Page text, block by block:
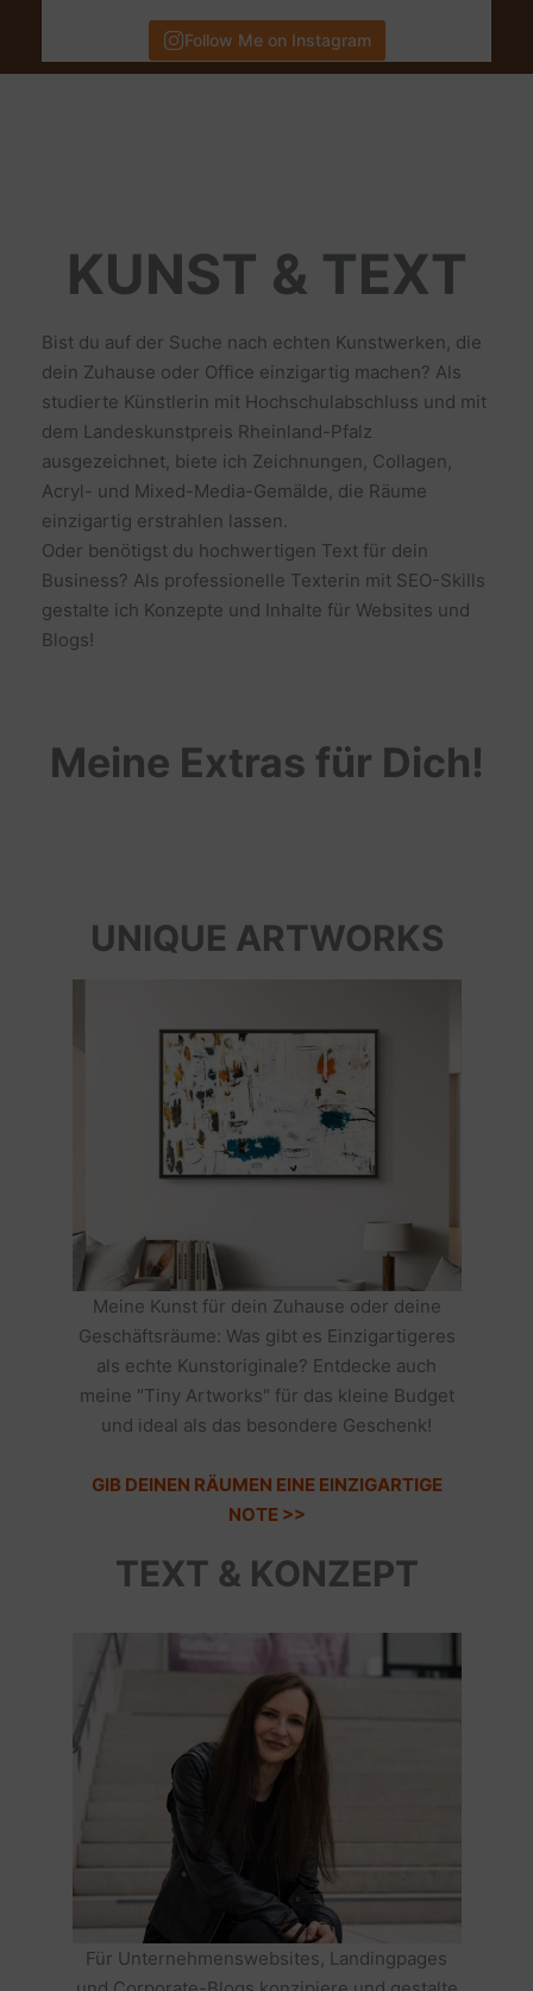
Follow Me on Instagram
KUNST & TEXT
Bist du auf der Suche nach echten Kunstwerken, die
dein Zuhause oder Office einzigartig machen? Als
studierte Künstlerin mit Hochschulabschluss und mit
dem Landeskunstpreis Rheinland-Pfalz
ausgezeichnet, biete ich Zeichnungen, Collagen,
Acryl- und Mixed-Media-Gemälde, die Räume
einzigartig erstrahlen lassen.
Oder benötigst du hochwertigen Text für dein
Business? Als professionelle Texterin mit SEO-Skills
gestalte ich Konzepte und Inhalte für Websites und
Blogs!
Meine Extras für Dich!
UNIQUE ARTWORKS
Meine Kunst für dein Zuhause oder deine
Geschäftsräume: Was gibt es Einzigartigeres
als echte Kunstoriginale? Entdecke auch
meine "Tiny Artworks" für das kleine Budget
und ideal als das besondere Geschenk!
GIB DEINEN RÄUMEN EINE EINZIGARTIGE
NOTE >>
TEXT & KONZEPT
Für Unternehmenswebsites, Landingpages